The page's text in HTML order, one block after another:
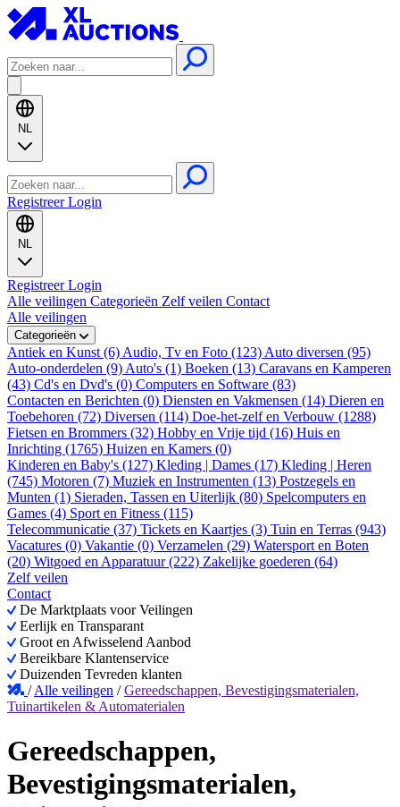
NL
RegistreerLogin
NL
RegistreerLogin
Alle veilingen Categorieën Zelf veilen Contact
Alle veilingen
Categorieën
Antiek en Kunst (6) Audio, Tv en Foto (123) Auto diversen (95)
Auto-onderdelen (9) Auto's (1) Boeken (13) Caravans en Kamperen
(43) Cd's en Dvd's (0) Computers en Software (83)
Contacten en Berichten (0) Diensten en Vakmensen (14) Dieren en
Toebehoren (72) Diversen (114) Doe-het-zelf en Verbouw (1288)
Fietsen en Brommers (32) Hobby en Vrije tijd (16) Huis en
Inrichting (1765) Huizen en Kamers (0)
Kinderen en Baby's (127) Kleding | Dames (17) Kleding | Heren
(745) Motoren (7) Muziek en Instrumenten (13) Postzegels en
Munten (1) Sieraden, Tassen en Uiterlijk (80) Spelcomputers en
Games (4) Sport en Fitness (115)
Telecommunicatie (37) Tickets en Kaartjes (3) Tuin en Terras (943)
Vacatures (0) Vakantie (0) Verzamelen (29) Watersport en Boten
(20) Witgoed en Apparatuur (222) Zakelijke goederen (64)
Zelf veilen
Contact
De Marktplaats voor Veilingen
Eerlijk en Transparant
Groot en Afwisselend Aanbod
Bereikbare Klantenservice
Duizenden Tevreden klanten
/Alle veilingen /Gereedschappen, Bevestigingsmaterialen,
Tuinartikelen & Automaterialen
Gereedschappen,
Bevestigingsmaterialen,